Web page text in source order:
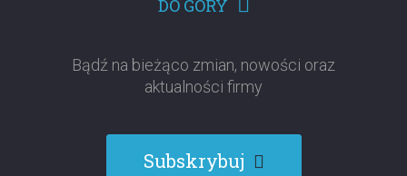
DO GÓRY
Bądź na bieżąco zmian, nowości oraz
aktualności firmy
Subskrybuj